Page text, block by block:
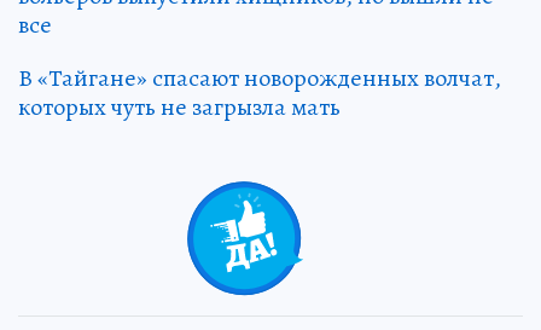
все
В «Тайгане» спасают новорожденных волчат,
которых чуть не загрызла мать